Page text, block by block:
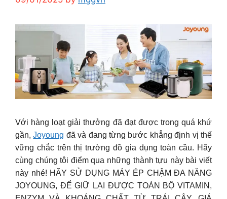
Với hàng loạt giải thưởng đã đạt được trong quá khứ
gần,Joyoung đã và đang từng bước khẳng định vị thế
vững chắc trên thị trường đồ gia dụng toàn cầu. Hãy
cùng chúng tôi điểm qua những thành tựu này bài viết
này nhé! HÃY SỬ DỤNG MÁY ÉP CHẬM ĐA NĂNG
JOYOUNG, ĐỂ GIỮ LẠI ĐƯỢC TOÀN BỘ VITAMIN,